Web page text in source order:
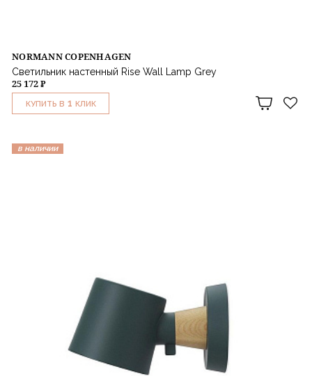
NORMANN COPENHAGEN
Светильник настенный Rise Wall Lamp Grey
25 172 ₽
КУПИТЬ В 1 КЛИК
в наличии